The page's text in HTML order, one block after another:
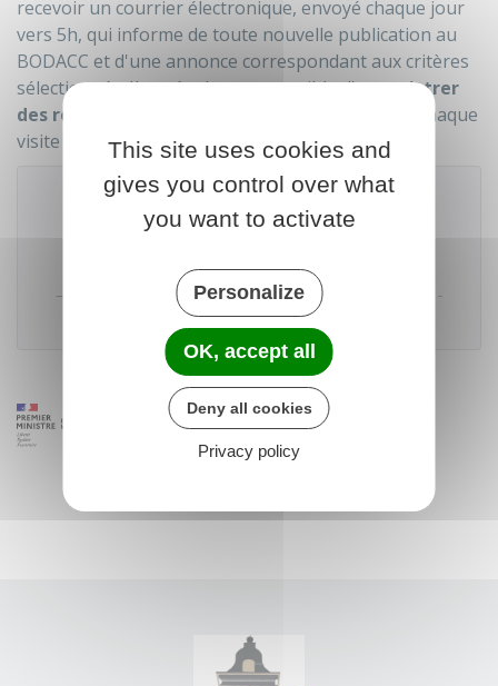
recevoir un courrier électronique, envoyé chaque jour
vers 5h, qui informe de toute nouvelle publication au
BODACC et d'une annonce correspondant aux critères
sélectionnés. Il est également possible d'enregistrer
des recherches
pour ne plus avoir à les saisir à chaque
visite sur le site.
Direction de l'information légale et administrative (Dila) -
Premier ministre
This site uses cookies and
gives you control over what
you want to activate
Personalize
OK, accept all
Deny all cookies
Privacy policy